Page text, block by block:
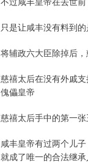
只是让咸丰没有料到
将辅政六大臣除掉后
慈禧太后在没有外戚
傀儡皇帝
慈禧太后手中的第一张
咸丰皇帝有过两个儿
就成了唯一的合法继承